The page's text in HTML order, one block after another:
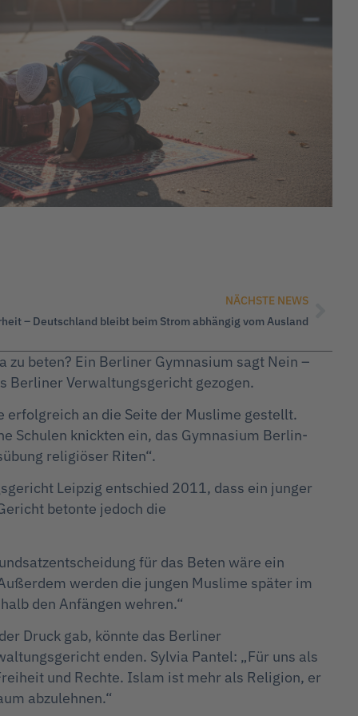
NÄCHSTE NEWS
– Deutschland bleibt beim Strom abhängig vom Ausland
beten? Ein Berliner Gymnasium sagt Nein –
Berliner Verwaltungsgericht gezogen.
erfolgreich an die Seite der Muslime gestellt.
Schulen knickten ein, das Gymnasium Berlin-
religiöser Riten“.
Leipzig entschied 2011, dass ein junger
betonte jedoch die
für das Beten wäre ein
werden die jungen Muslime später im
den Anfängen wehren.“
Druck gab, könnte das Berliner
enden. Sylvia Pantel: „Für uns als
und Rechte. Islam ist mehr als Religion, er
abzulehnen.“